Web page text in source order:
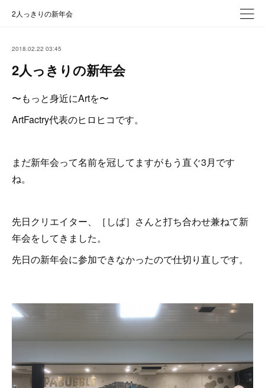
2人っきりの新年会
2018.02.22 03:45
2人っきりの新年会
〜もっと身近にArtを〜
ArtFactry代表のヒロヒコです。
まだ新年会って名前を冠してますがもう直ぐ3月です
ね。
先日クリエイター、［しば］さんと打ち合わせ兼ねて新
年会をしてきました。
先日の新年会に参加できなかったので仕切り直しです。